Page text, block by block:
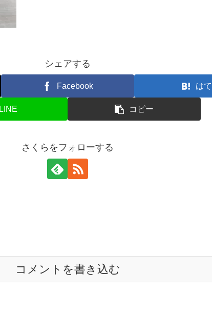
シェアする
Facebook は
LINE コピー
さくらをフォローする
コメントを書き込む